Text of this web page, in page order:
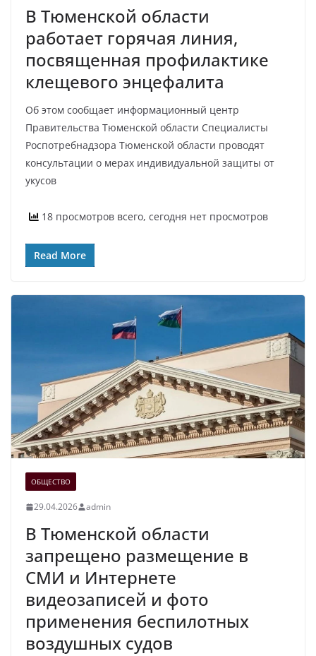
В Тюменской области
работает горячая линия,
посвященная профилактике
клещевого энцефалита
Об этом сообщает информационный центр
Правительства Тюменской области Специалисты
Роспотребнадзора Тюменской области проводят
консультации о мерах индивидуальной защиты от
укусов
18 просмотров всего, сегодня нет просмотров
Read More
ОБЩЕСТВО
29.04.2026 admin
В Тюменской области
запрещено размещение в
СМИ и Интернете
видеозаписей и фото
применения беспилотных
воздушных судов